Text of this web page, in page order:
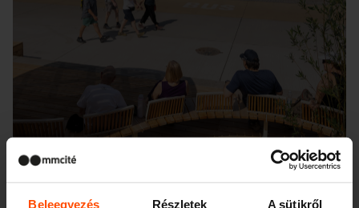
Beleegyezés Részletek A sütikről